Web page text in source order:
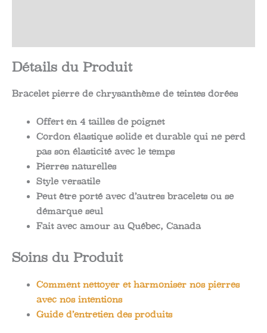
Détails du Produit
Bracelet pierre de chrysanthème de teintes dorées
Offert en 4 tailles de poignet
Cordon élastique solide et durable qui ne perd
pas son élasticité avec le temps
Pierres naturelles
Style versatile
Peut être porté avec d’autres bracelets ou se
démarque seul
Fait avec amour au Québec, Canada
Soins du Produit
Comment nettoyer et harmoniser nos pierres
avec nos intentions
Guide d’entretien des produits